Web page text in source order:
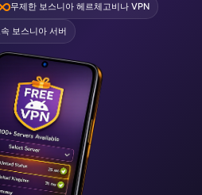
무제한 보스니아 헤르체고비나 VPN
보스니아 서버